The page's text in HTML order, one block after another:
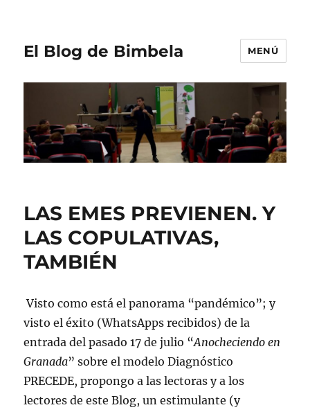
El Blog de Bimbela MENÚ
LAS EMES PREVIENEN. Y
LAS COPULATIVAS,
TAMBIÉN
Visto como está el panorama “pandémico”; y
visto el éxito (WhatsApps recibidos) de la
entrada del pasado 17 de julio “Anocheciendo en
Granada” sobre el modelo Diagnóstico
PRECEDE, propongo a las lectoras y a los
lectores de este Blog, un estimulante (y